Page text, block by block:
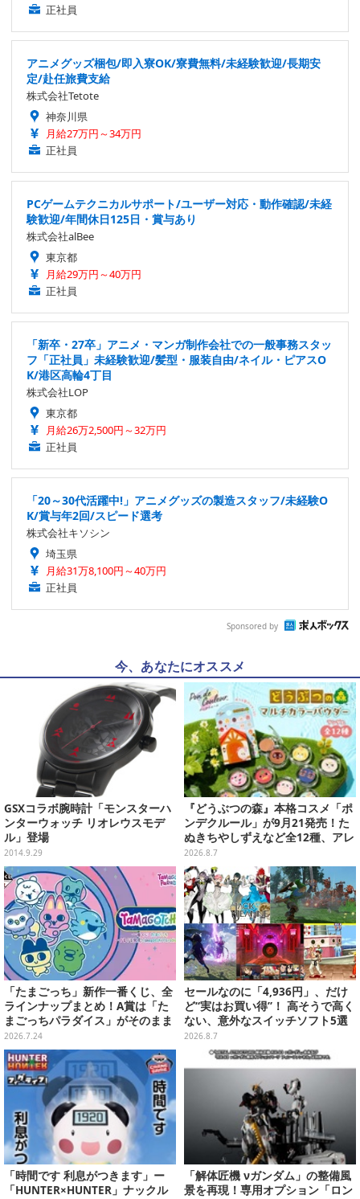
正社員
アニメグッズ梱包/即入寮OK/寮費無料/未経験歓迎/長期安
定/赴任旅費支給
株式会社Tetote
神奈川県
月給27万円～34万円
正社員
PCゲームテクニカルサポート/ユーザー対応・動作確認/未経
験歓迎/年間休日125日・賞与あり
株式会社alBee
東京都
月給29万円～40万円
正社員
「新卒・27卒」アニメ・マンガ制作会社での一般事務スタッ
フ「正社員」未経験歓迎/髪型・服装自由/ネイル・ピアスO
K/港区高輪4丁目
株式会社LOP
東京都
月給26万2,500円～32万円
正社員
「20～30代活躍中!」アニメグッズの製造スタッフ/未経験O
K/賞与年2回/スピード選考
株式会社キソシン
埼玉県
月給31万8,100円～40万円
正社員
Sponsored by
今、あなたにオススメ
GSXコラボ腕時計「モンスターハ
ンターウォッチ リオレウスモデ
ル」登場
2014.9.29
『どうぶつの森』本格コスメ「ポ
ンデクルール」が9月21発売！た
ぬきちやしずえなど全12種、アレ
ンジできるリアクションシールも
付属
2026.8.7
「たまごっち」新作一番くじ、全
ラインナップまとめ！A賞は「た
まごっちパラダイス」がそのまま
ビッグサイズになったアラームク
ロック
2026.7.24
セールなのに「4,936円」、だけ
ど“実はお買い得”！ 高そうで高く
ない、意外なスイッチソフト5選
2026.8.7
「時間です 利息がつきます」ー
「HUNTER×HUNTER」ナックル
「解体匠機 νガンダム」の整備風
景を再現！専用オプション「ロン